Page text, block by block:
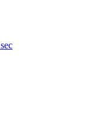
sec